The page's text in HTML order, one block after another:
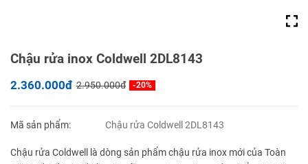
Chậu rửa inox Coldwell 2DL8143
2.360.000đ 2.950.000đ -20%
Mã sản phẩm: Chậu rửa Coldwell 2DL8143
Chậu rửa Coldwell là dòng sản phẩm chậu rửa inox mới của Toàn